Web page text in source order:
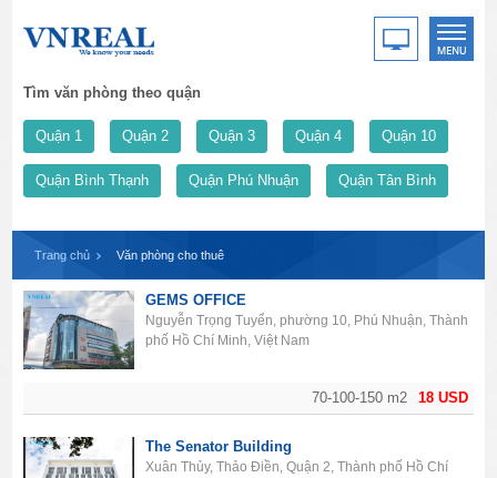
Tìm văn phòng theo quận
Quận 1 Quận 2 Quận 3 Quận 4 Quận 10
Quận Bình Thạnh Quận Phú Nhuận Quận Tân Bình
Trang chủ Văn phòng cho thuê
18 USD
70-100-150 m2
GEMS OFFICE
Nguyễn Trọng Tuyển, phường 10, Phú Nhuận, Thành
phố Hồ Chí Minh, Việt Nam
The Senator Building
Xuân Thủy, Thảo Điền, Quận 2, Thành phố Hồ Chí